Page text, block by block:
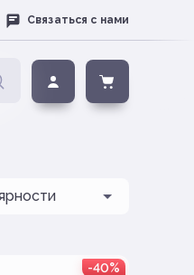
Связаться с нами
-40%